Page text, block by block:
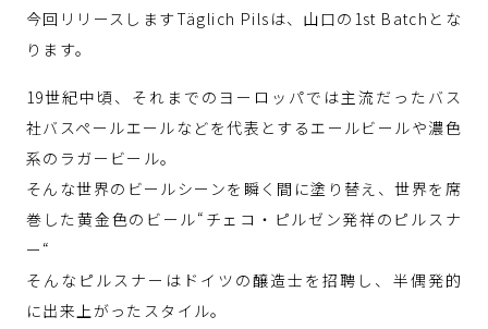
今回リリースしますTäglich Pilsは、山口の1st Batchとな
ります。
19世紀中頃、それまでのヨーロッパでは主流だったバス
社バスペールエールなどを代表とするエールビールや濃色
系のラガービール。
そんな世界のビールシーンを瞬く間に塗り替え、世界を席
巻した黄金色のビール“チェコ・ピルゼン発祥のピルスナ
ー“
そんなピルスナーはドイツの醸造士を招聘し、半偶発的
に出来上がったスタイル。